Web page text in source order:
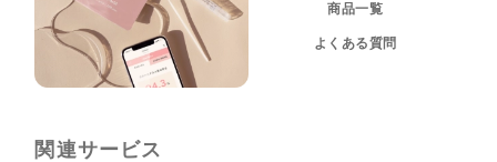
商品一覧
よくある質問
関連サービス